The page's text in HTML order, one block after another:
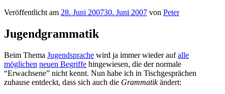
Veröffentlicht am 28. Juni 200730. Juni 2007 von Peter
Jugendgrammatik
Beim Thema Jugendsprache wird ja immer wieder aufalle
möglichen neuen Begriffe hingewiesen, die der normale
“Erwachsene” nicht kennt. Nun habe ich in Tischgesprächen
zuhause entdeckt, dass sich auch die Grammatikändert: